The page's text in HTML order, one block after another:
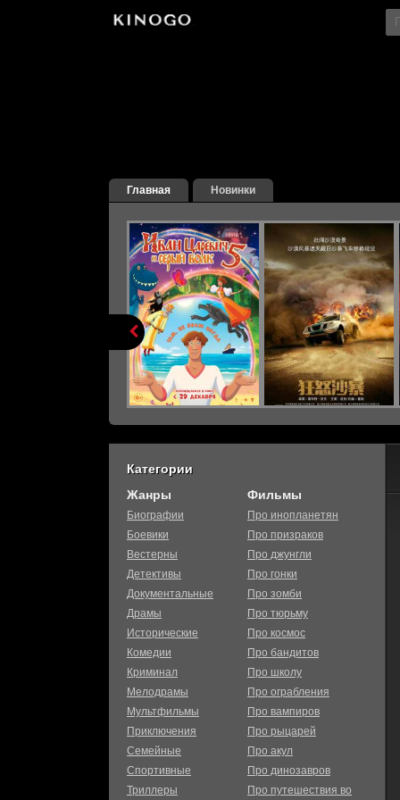
Главная Новинки
Категории
Жанры
Биографии
Боевики
Вестерны
Детективы
Документальные
Драмы
Исторические
Комедии
Криминал
Мелодрамы
Мультфильмы
Приключения
Семейные
Спортивные
Триллеры
Фильмы
Про инопланетян
Про призраков
Про джунгли
Про гонки
Про зомби
Про тюрьму
Про космос
Про бандитов
Про школу
Про ограбления
Про вампиров
Про рыцарей
Про акул
Про динозавров
Про путешествия во